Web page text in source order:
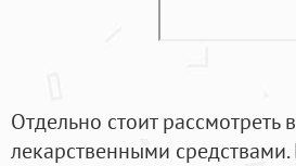
Отдельно стоит
лекарственными